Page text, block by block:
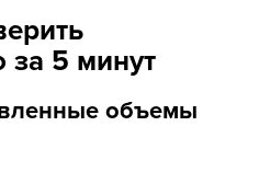
за 5 минут
объемы